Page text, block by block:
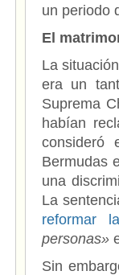
un periodo
El
La
era un
Suprema
habían
consideró
Bermudas
una
La
reformar
personas»
Sin